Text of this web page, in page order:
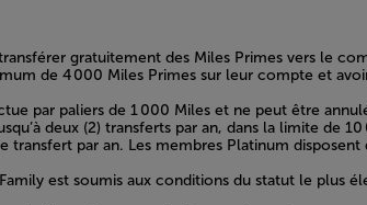
gratuitement des Miles Primes vers le
de 4 000 Miles Primes sur leur compte et
par paliers de 1 000 Miles et ne peut être
deux (2) transferts par an, dans la limite de
transfert par an. Les membres Platinum
est soumis aux conditions du statut le plus